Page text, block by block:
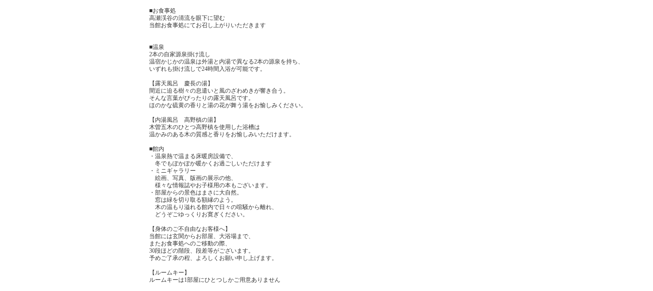
■お食事処
高瀬渓谷の清流を眼下に望む
当館お食事処にてお召し上がりいただきます
■温泉
2本の自家源泉掛け流し
温宿かじかの温泉は外湯と内湯で異なる2本の源泉を持ち、
いずれも掛け流しで24時間入浴が可能です。
【露天風呂 慶長の湯】
間近に迫る樹々の息遣いと風のざわめきが響き合う。
そんな言葉がぴったりの露天風呂です。
ほのかな硫黄の香りと湯の花が舞う湯をお愉しみください。
【内湯風呂 高野槙の湯】
木曽五木のひとつ高野槙を使用した浴槽は
温かみのある木の質感と香りをお愉しみいただけます。
■館内
・温泉熱で温まる床暖房設備で、
冬でもぽかぽか暖かくお過ごしいただけます
・ミニギャラリー
絵画、写真、版画の展示の他、
様々な情報誌やお子様用の本もございます。
・部屋からの景色はまさに大自然。
窓は緑を切り取る額縁のよう。
木の温もり溢れる館内で日々の喧騒から離れ、
どうぞごゆっくりお寛ぎください。
【身体のご不自由なお客様へ】
当館には玄関からお部屋、大浴場まで、
またお食事処へのご移動の際、
30段ほどの階段、段差等がございます。
予めご了承の程、よろしくお願い申し上げます。
【ルームキー】
ルームキーは1部屋にひとつしかご用意ありません